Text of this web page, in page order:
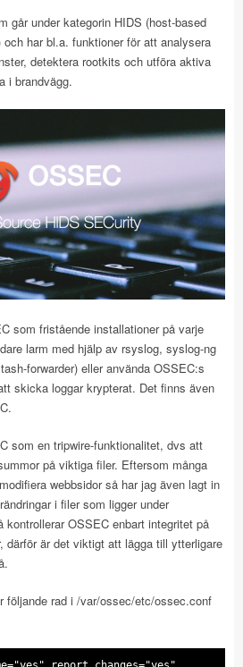
går under kategorin HIDS (host-based
har bl.a. funktioner för att analysera
detektera rootkits och utföra aktiva
i brandvägg.
som fristående installationer på varje
larm med hjälp av rsyslog, syslog-ng
forwarder) eller använda OSSEC:s
skicka loggar krypterat. Det finns även
som en tripwire-funktionalitet, dvs att
på viktiga filer. Eftersom många
webbsidor så har jag även lagt in
i filer som ligger under
kontrollerar OSSEC enbart integritet på
är det viktigt att lägga till ytterligare
följande rad i /var/ossec/etc/ossec.conf